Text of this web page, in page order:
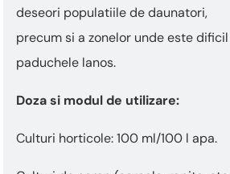
deseori populatiile de daunatori,
precum si a zonelor unde este
paduchele lanos.
Doza si modul de utilizare:
Culturi horticole: 100 ml/100 l apa.